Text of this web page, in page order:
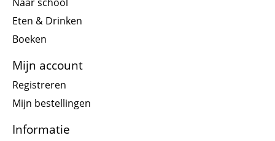
Eten & Drinken
Boeken
Mijn account
Registreren
Mijn bestellingen
Informatie